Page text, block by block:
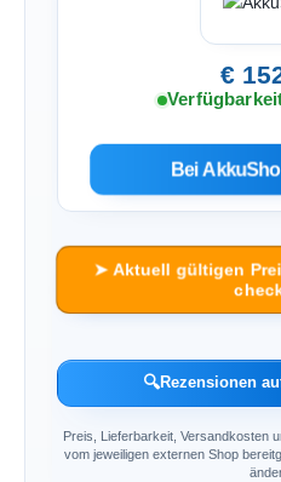
€
Bei
➤ Aktuell gültigen
🔍Rezensionen
Preis, Lieferbarkeit, Versandkosten
vom jeweiligen externen Shop